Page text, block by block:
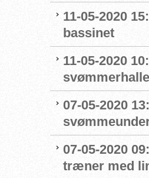
11-05-2020
bassinet
11-05-2020
07-05-2020
07-05-2020
træner med